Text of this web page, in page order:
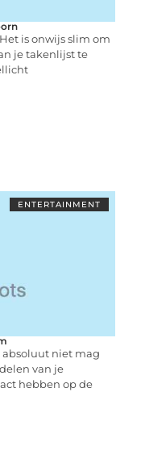
is onwijs slim om
je takenlijst te
ENTERTAINMENT
niet mag
van je
hebben op de